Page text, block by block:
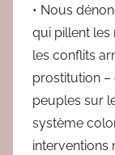
• Nous
qui pillent les
les conflits
prostitution –
peuples sur
système
interventions